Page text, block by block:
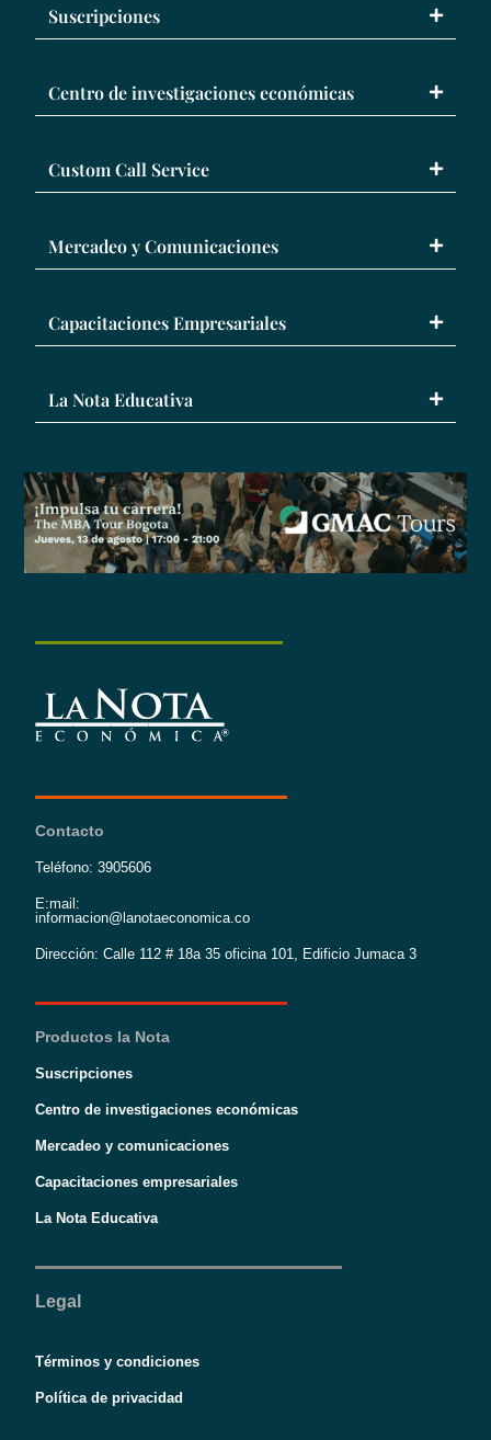
Suscripciones
Centro de investigaciones económicas
Custom Call Service
Mercadeo y Comunicaciones
Capacitaciones Empresariales
La Nota Educativa
Contacto
Teléfono: 3905606
E:mail:
informacion@lanotaeconomica.co
Dirección: Calle 112 # 18a 35 oficina 101, Edificio Jumaca 3
Productos la Nota
Suscripciones
Centro de investigaciones económicas
Mercadeo y comunicaciones
Capacitaciones empresariales
La Nota Educativa
Legal
Términos y condiciones
Política de privacidad